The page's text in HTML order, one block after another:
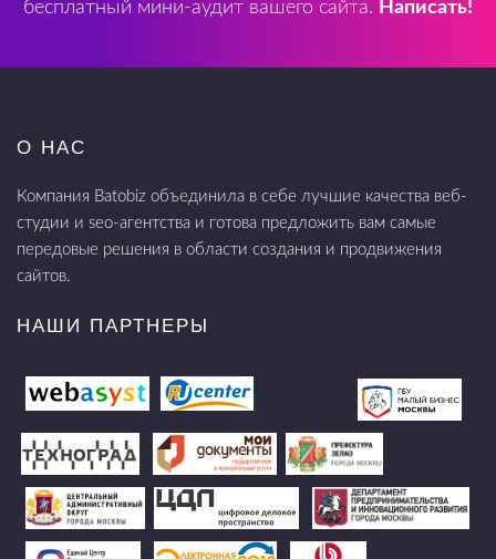
бесплатный мини-аудит вашего сайта. Написать!
О НАС
Компания Batobiz объединила в себе лучшие качества веб-
студии и seo-агентства и готова предложить вам самые
передовые решения в области создания и продвижения
сайтов.
НАШИ ПАРТНЕРЫ